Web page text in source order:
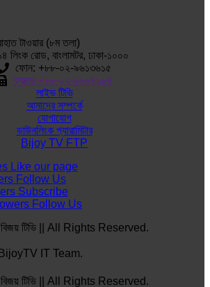
টাওয়ার (৮ম তলা)
লিংক রোড, বাংলামটর, ঢাকা-১০০০
ফোন: +৮৮-০২-৯৬১৩৬১৫
ফ্যাক্সঃ +৮৮-০২-৯৬৬৪৯৮৪
লাইভ টিভি
আমাদের সম্পর্কে
যোগাযোগ
ডাউনলিংক প্যারামিটার
Bijoy TV FTP
Like our page
Follow Us
Subscribe
Follow Us
বিজয় টিভি || All Rights Reserved.
IT Team.
বিজয় টিভি || All Rights Reserved.